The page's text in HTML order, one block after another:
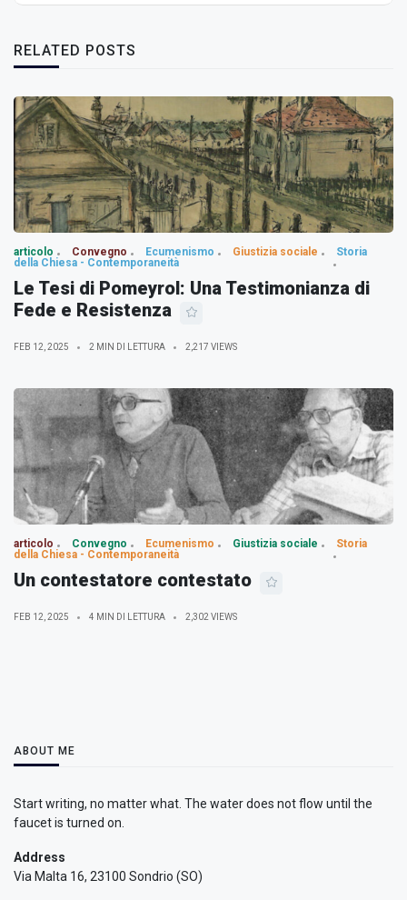
RELATED POSTS
articolo Convegno Ecumenismo Giustizia sociale
Storia
della Chiesa - Contemporaneità
Le Tesi di Pomeyrol: Una Testimonianza di
Fede e Resistenza
FEB 12, 2025 2 MIN DI LETTURA 2,217 VIEWS
articolo Convegno Ecumenismo Giustizia sociale
Storia
della Chiesa - Contemporaneità
Un contestatore contestato
FEB 12, 2025 4 MIN DI LETTURA 2,302 VIEWS
ABOUT ME
Start writing, no matter what. The water does not flow until the
faucet is turned on.
Address
Via Malta 16, 23100 Sondrio (SO)